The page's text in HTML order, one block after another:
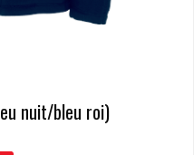
nuit/bleu roi)